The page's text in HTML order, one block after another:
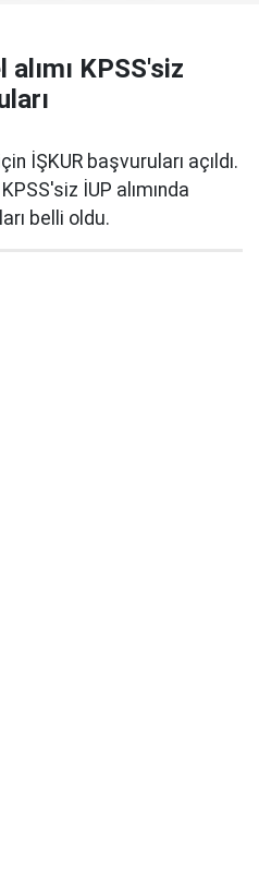
KPSS'siz
İŞKUR başvuruları açıldı.
İUP alımında
belli oldu.